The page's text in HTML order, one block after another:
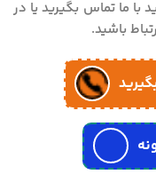
با ما تماس بگیرید یا در
باشید.